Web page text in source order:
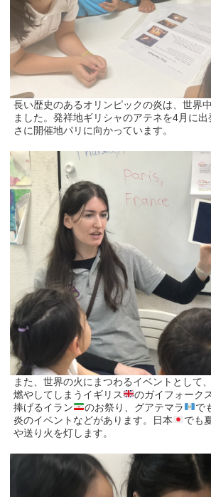
長い歴史のあるオリンピックの炎は、世界
ました。発祥地ギリシャのアテネを4月に出
さに開催地パリに向かっています。
また、世界の火にまつわるイベントとして
燃やしてしまうイギリス
のガイフォーク
捧げるイラン
のお祭り、グアテマラ
で
炎のイベントなどがあります。日本
でも
や送り火を灯します。